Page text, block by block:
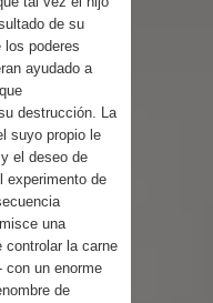
de su
los poderes
ayudado a
destrucción. La
suyo propio le
el deseo de
experimento de
una
controlar la carne
con un enorme
de